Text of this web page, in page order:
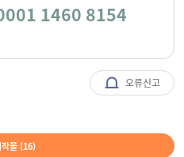
1460 8154
오류신고
물 (16)